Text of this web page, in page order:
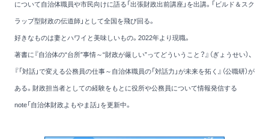
について自治体職員や市民向けに語る「出張財政出前講座」を出講。 「ビルド＆スク
ラップ型財政の伝道師」として全国を飛び回る。
好きなものは妻とハワイと美味しいもの。2022年より現職。
著書に 『自治体の“台所”事情～“財政が厳しい”ってどういうこと？』 （ぎょうせい）、
『「対話」で変える公務員の仕事～自治体職員の「対話力」が未来を拓く』 （公職研）が
ある。財政担当者としての経験をもとに役所や公務員について情報発信する
note「自治体財政よもやま話」 を更新中。